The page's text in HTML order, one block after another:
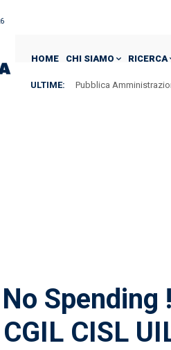
HOME CHI SIAMO RICERCA
ULTIME: Pubblica
CISL